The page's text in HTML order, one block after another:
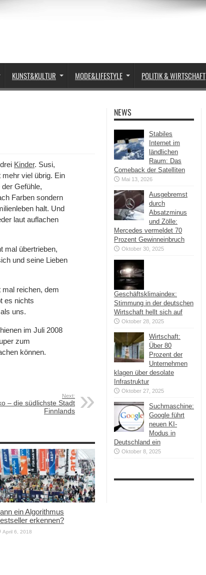
KUNST&KULTUR MODE&LIFESTYLE POLITIK & WIRTSCHAFT
Kinder. Susi,
viel übrig. Ein
Gefühle,
Farben sondern
halt. Und
laut auflachen
mal übertrieben,
und seine Lieben
reichen, dem
es nichts
uns.
im Juli 2008
zum
können.
Next:
– die südlichste Stadt
Finnlands
ein Algorithmus
erkennen?
April 6, 2018
NEWS
Stabiles
Internet im
ländlichen
Raum: Das
Comeback der Satelliten
Mai 13, 2026
Ausgebremst
durch
Absatzminus
und Zölle:
Mercedes vermeldet 70
Prozent Gewinneinbruch
Oktober 30, 2025
Geschäftsklimaindex:
Stimmung in der deutschen
Wirtschaft hellt sich auf
Oktober 28, 2025
Wirtschaft:
Über 80
Prozent der
Unternehmen
klagen über desolate
Infrastruktur
Oktober 27, 2025
Suchmaschine:
Google führt
neuen KI-
Modus in
Deutschland ein
Oktober 8, 2025